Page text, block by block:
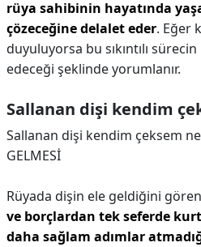
rüya sahibinin hayatında
çözeceğine delalet eder. Eğer
duyuluyorsa bu sıkıntılı
edeceği şeklinde yorumlanır.
Sallanan dişi kendim
Sallanan dişi kendim çeksem
GELMESİ
Rüyada dişin ele geldiğini
ve borçlardan tek seferde
daha sağlam adımlar